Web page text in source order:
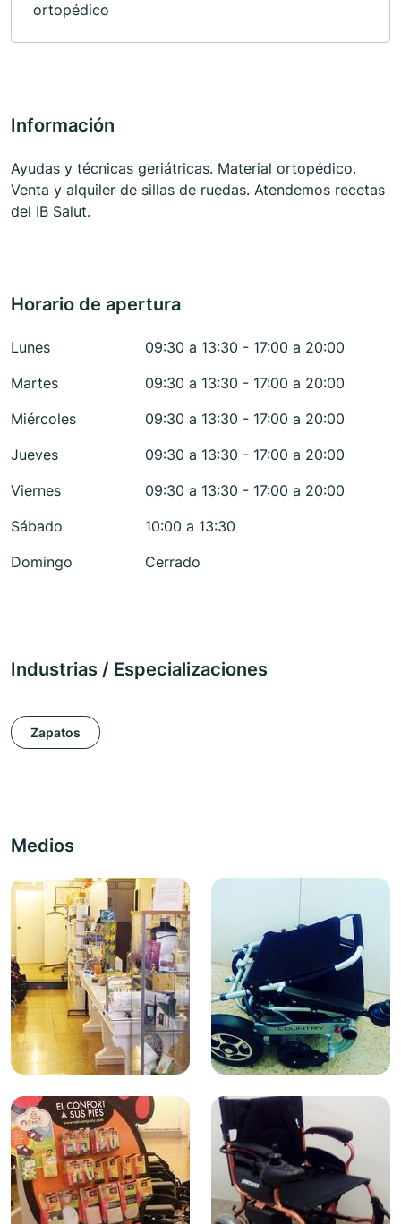
ortopédico
Información
Ayudas y técnicas geriátricas. Material ortopédico.
Venta y alquiler de sillas de ruedas. Atendemos recetas
del IB Salut.
Horario de apertura
Lunes
09:30 a 13:30 - 17:00 a 20:00
Martes
09:30 a 13:30 - 17:00 a 20:00
Miércoles
09:30 a 13:30 - 17:00 a 20:00
Jueves
09:30 a 13:30 - 17:00 a 20:00
Viernes
09:30 a 13:30 - 17:00 a 20:00
Sábado
10:00 a 13:30
Domingo
Cerrado
Industrias / Especializaciones
Zapatos
Medios